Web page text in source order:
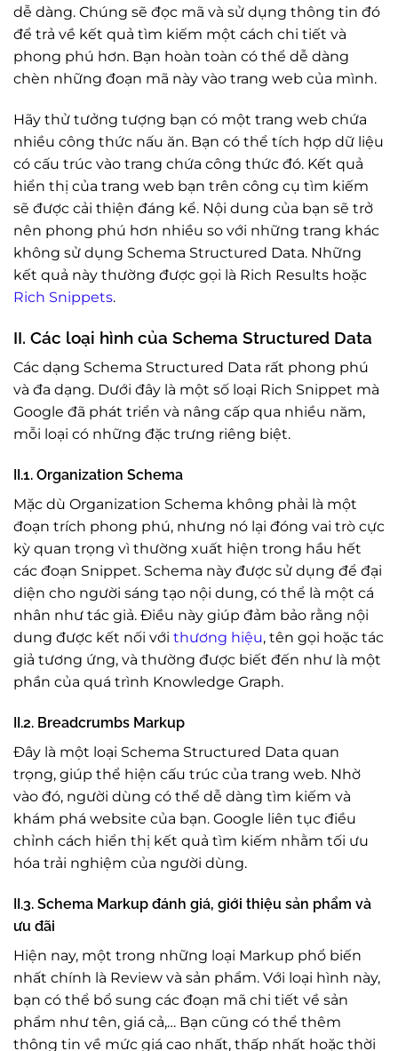
dễ dàng. Chúng sẽ đọc mã và sử dụng thông tin đó
để trả về kết quả tìm kiếm một cách chi tiết và
phong phú hơn. Bạn hoàn toàn có thể dễ dàng
chèn những đoạn mã này vào trang web của mình.
Hãy thử tưởng tượng bạn có một trang web chứa
nhiều công thức nấu ăn. Bạn có thể tích hợp dữ liệu
có cấu trúc vào trang chứa công thức đó. Kết quả
hiển thị của trang web bạn trên công cụ tìm kiếm
sẽ được cải thiện đáng kể. Nội dung của bạn sẽ trở
nên phong phú hơn nhiều so với những trang khác
không sử dụng Schema Structured Data. Những
kết quả này thường được gọi là Rich Results hoặc
Rich Snippets.
II. Các loại hình của Schema Structured Data
Các dạng Schema Structured Data rất phong phú
và đa dạng. Dưới đây là một số loại Rich Snippet mà
Google đã phát triển và nâng cấp qua nhiều năm,
mỗi loại có những đặc trưng riêng biệt.
II.1. Organization Schema
Mặc dù Organization Schema không phải là một
đoạn trích phong phú, nhưng nó lại đóng vai trò cực
kỳ quan trọng vì thường xuất hiện trong hầu hết
các đoạn Snippet. Schema này được sử dụng để đại
diện cho người sáng tạo nội dung, có thể là một cá
nhân như tác giả. Điều này giúp đảm bảo rằng nội
dung được kết nối với thương hiệu, tên gọi hoặc tác
giả tương ứng, và thường được biết đến như là một
phần của quá trình Knowledge Graph.
II.2. Breadcrumbs Markup
Đây là một loại Schema Structured Data quan
trọng, giúp thể hiện cấu trúc của trang web. Nhờ
vào đó, người dùng có thể dễ dàng tìm kiếm và
khám phá website của bạn. Google liên tục điều
chỉnh cách hiển thị kết quả tìm kiếm nhằm tối ưu
hóa trải nghiệm của người dùng.
II.3. Schema Markup đánh giá, giới thiệu sản phẩm và
ưu đãi
Hiện nay, một trong những loại Markup phổ biến
nhất chính là Review và sản phẩm. Với loại hình này,
bạn có thể bổ sung các đoạn mã chi tiết về sản
phẩm như tên, giá cả,… Bạn cũng có thể thêm
thông tin về mức giá cao nhất, thấp nhất hoặc thời